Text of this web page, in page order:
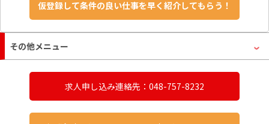
その他メニュー
求人申し込み連絡先：048-757-8232